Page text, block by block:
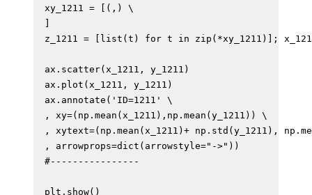
xy_1211 = [(,) \
z_1211 = [list(t) for t in zip(*xy_1211)]; x_1211
ax.scatter(x_1211, y_1211)
ax.plot(x_1211, y_1211)
ax.annotate('ID=1211' \
, xy=(np.mean(x_1211),np.mean(y_1211)) \
, xytext=(np.mean(x_1211)+ np.std(y_1211),
, arrowprops=dict(arrowstyle="->"))
#----------------